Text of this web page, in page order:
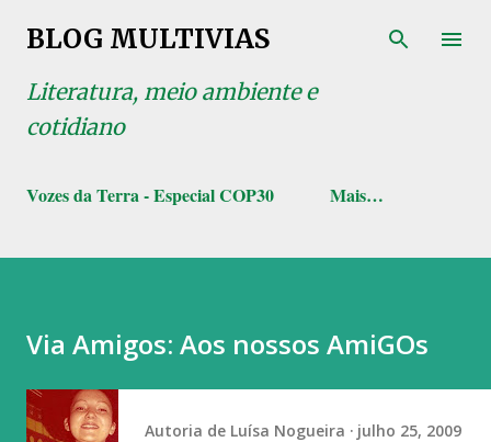
Pular para o conteúdo principal
BLOG MULTIVIAS
Literatura, meio ambiente e
cotidiano
Vozes da Terra - Especial COP30 Mais…
Via Amigos: Aos nossos AmiGOs
Autoria de Luísa Nogueira julho 25, 2009